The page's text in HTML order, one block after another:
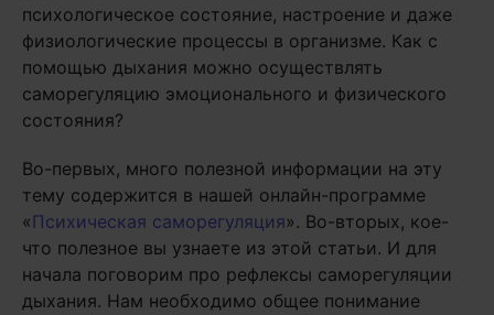
психологическое состояние, настроение и даже
физиологические процессы в организме. Как с
помощью дыхания можно осуществлять
саморегуляцию эмоционального и физического
состояния?
Во-первых, много полезной информации на эту
тему содержится в нашей онлайн-программе
«Психическая саморегуляция». Во-вторых, кое-
что полезное вы узнаете из этой статьи. И для
начала поговорим про рефлексы саморегуляции
дыхания. Нам необходимо общее понимание